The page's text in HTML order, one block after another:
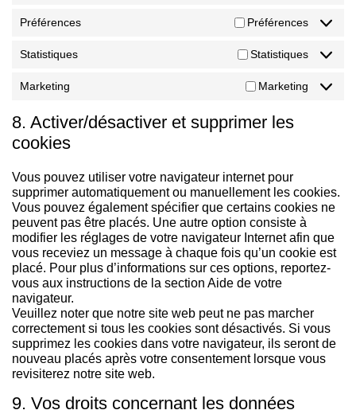
Préférences Préférences
Statistiques Statistiques
Marketing Marketing
8. Activer/désactiver et supprimer les
cookies
Vous pouvez utiliser votre navigateur internet pour
supprimer automatiquement ou manuellement les cookies.
Vous pouvez également spécifier que certains cookies ne
peuvent pas être placés. Une autre option consiste à
modifier les réglages de votre navigateur Internet afin que
vous receviez un message à chaque fois qu’un cookie est
placé. Pour plus d’informations sur ces options, reportez-
vous aux instructions de la section Aide de votre
navigateur.
Veuillez noter que notre site web peut ne pas marcher
correctement si tous les cookies sont désactivés. Si vous
supprimez les cookies dans votre navigateur, ils seront de
nouveau placés après votre consentement lorsque vous
revisiterez notre site web.
9. Vos droits concernant les données